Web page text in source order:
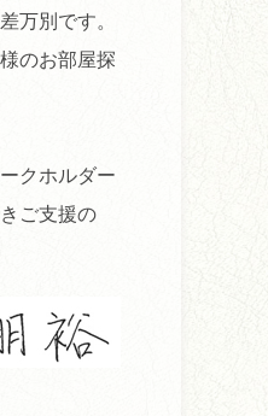
万別です。
のお部屋探
クホルダー
ご支援の